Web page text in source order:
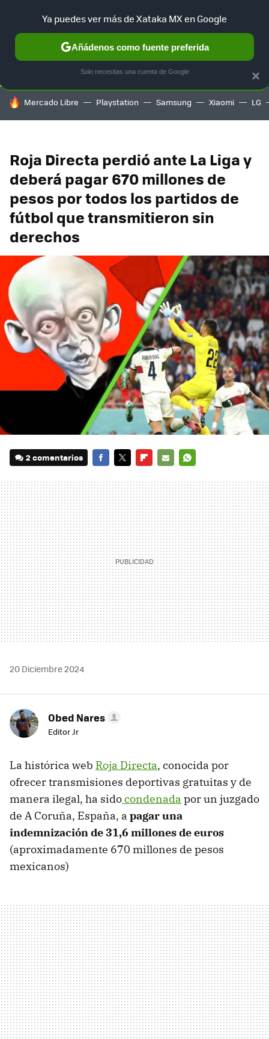
SELECCIÓN GAMING HOME AUTO TERRITORIO
HOY SE HABLA DE
Mercado Libre Playstation Samsung Xiaomi LG
Roja Directa perdió ante La Liga y
deberá pagar 670 millones de
pesos por todos los partidos de
fútbol que transmitieron sin
derechos
2 comentarios
MAIL
20 Diciembre 2024
Obed Nares
Editor Jr
La histórica web Roja Directa, conocida por
ofrecer transmisiones deportivas gratuitas y de
manera ilegal, ha sidocondenada por un juzgado
de A Coruña, España, a pagar una
indemnización de 31,6 millones de euros
(aproximadamente 670 millones de pesos
mexicanos)
×
Ya puedes ver más de Xataka MX en Google
Añádenos como fuente preferida
Solo necesitas una cuenta de Google